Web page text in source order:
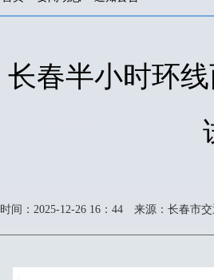
长春半小时环
时间：2025-12-26 16：44 来源：长春市